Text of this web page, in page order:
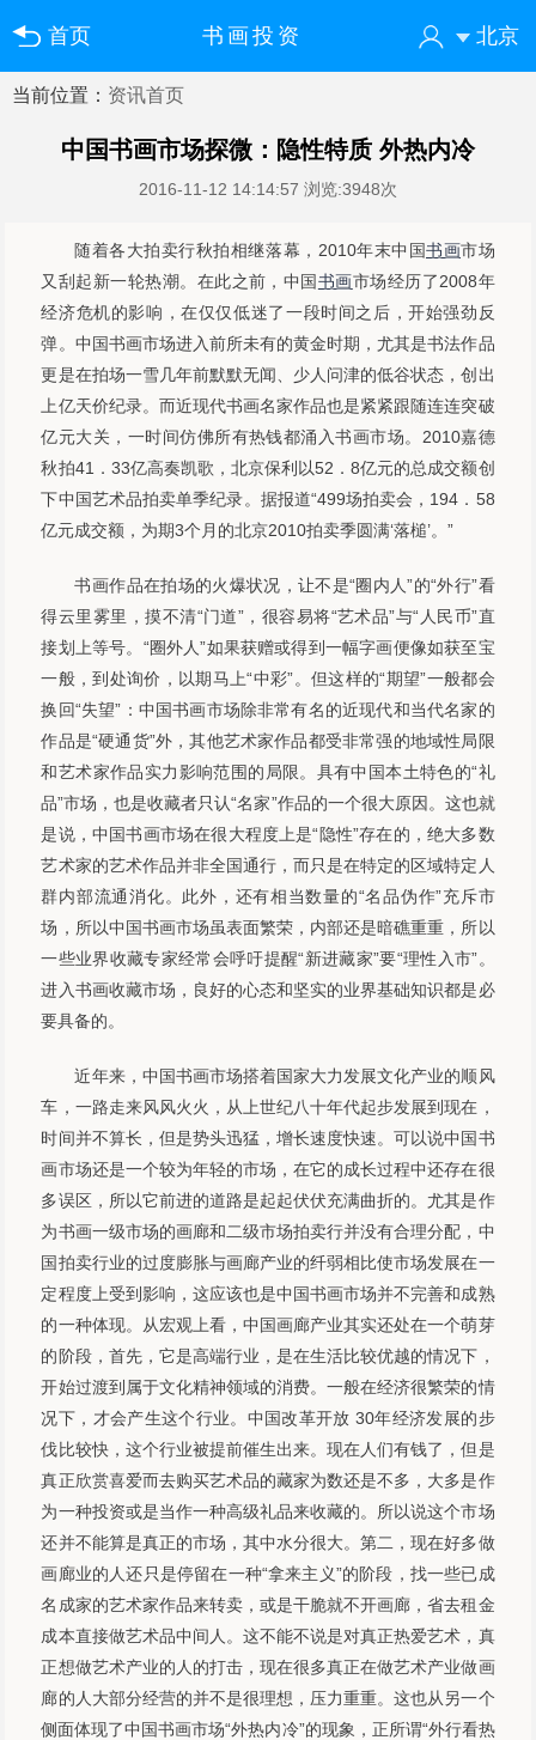
首页 北京
书画投资
您好！欢迎来到中国书画门户网
当前位置： 资讯首页
中国书画市场探微：隐性特质 外热内冷
2016-11-12 14:14:57 浏览:3948次
随着各大拍卖行秋拍相继落幕，2010年末中国书画市场
又刮起新一轮热潮。在此之前，中国书画市场经历了2008年
经济危机的影响，在仅仅低迷了一段时间之后，开始强劲反
弹。中国书画市场进入前所未有的黄金时期，尤其是书法作品
更是在拍场一雪几年前默默无闻、少人问津的低谷状态，创出
上亿天价纪录。而近现代书画名家作品也是紧紧跟随连连突破
亿元大关，一时间仿佛所有热钱都涌入书画市场。2010嘉德
秋拍41．33亿高奏凯歌，北京保利以52．8亿元的总成交额创
下中国艺术品拍卖单季纪录。据报道“499场拍卖会，194．58
亿元成交额，为期3个月的北京2010拍卖季圆满‘落槌’。”
书画作品在拍场的火爆状况，让不是“圈内人”的“外行”看
得云里雾里，摸不清“门道”，很容易将“艺术品”与“人民币”直
接划上等号。“圈外人”如果获赠或得到一幅字画便像如获至宝
一般，到处询价，以期马上“中彩”。但这样的“期望”一般都会
换回“失望”：中国书画市场除非常有名的近现代和当代名家的
作品是“硬通货”外，其他艺术家作品都受非常强的地域性局限
和艺术家作品实力影响范围的局限。具有中国本土特色的“礼
品”市场，也是收藏者只认“名家”作品的一个很大原因。这也就
是说，中国书画市场在很大程度上是“隐性”存在的，绝大多数
艺术家的艺术作品并非全国通行，而只是在特定的区域特定人
群内部流通消化。此外，还有相当数量的“名品伪作”充斥市
场，所以中国书画市场虽表面繁荣，内部还是暗礁重重，所以
一些业界收藏专家经常会呼吁提醒“新进藏家”要“理性入市”。
进入书画收藏市场，良好的心态和坚实的业界基础知识都是必
要具备的。
近年来，中国书画市场搭着国家大力发展文化产业的顺风
车，一路走来风风火火，从上世纪八十年代起步发展到现在，
时间并不算长，但是势头迅猛，增长速度快速。可以说中国书
画市场还是一个较为年轻的市场，在它的成长过程中还存在很
多误区，所以它前进的道路是起起伏伏充满曲折的。尤其是作
为书画一级市场的画廊和二级市场拍卖行并没有合理分配，中
国拍卖行业的过度膨胀与画廊产业的纤弱相比使市场发展在一
定程度上受到影响，这应该也是中国书画市场并不完善和成熟
的一种体现。从宏观上看，中国画廊产业其实还处在一个萌芽
的阶段，首先，它是高端行业，是在生活比较优越的情况下，
开始过渡到属于文化精神领域的消费。一般在经济很繁荣的情
况下，才会产生这个行业。中国改革开放 30年经济发展的步
伐比较快，这个行业被提前催生出来。现在人们有钱了，但是
真正欣赏喜爱而去购买艺术品的藏家为数还是不多，大多是作
为一种投资或是当作一种高级礼品来收藏的。所以说这个市场
还并不能算是真正的市场，其中水分很大。第二，现在好多做
画廊业的人还只是停留在一种“拿来主义”的阶段，找一些已成
名成家的艺术家作品来转卖，或是干脆就不开画廊，省去租金
成本直接做艺术品中间人。这不能不说是对真正热爱艺术，真
正想做艺术产业的人的打击，现在很多真正在做艺术产业做画
廊的人大部分经营的并不是很理想，压力重重。这也从另一个
侧面体现了中国书画市场“外热内冷”的现象，正所谓“外行看热